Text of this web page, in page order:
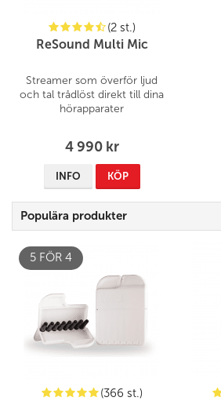
(2 st.)
ReSound Multi Mic
Streamer som överför ljud
och tal trådlöst direkt till dina
hörapparater
4 990 kr
INFO KÖP
Populära produkter
(366 st.)
5 FÖR 4